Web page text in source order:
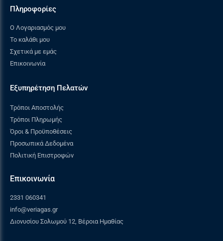
Πληροφορίες
Ο Λογαριασμός μου
Το καλάθι μου
Σχετικά με εμάς
Επικοινωνία
Εξυπηρέτηση Πελατών
Τρόποι Αποστολής
Τρόποι Πληρωμής
Όροι & Προϋποθέσεις
Προσωπικά Δεδομένα
Πολιτική Επιστροφών
Επικοινωνία
2331 060341
info@veriagas.gr
Διονυσίου Σολωμού 12, Βέροια Ημαθίας